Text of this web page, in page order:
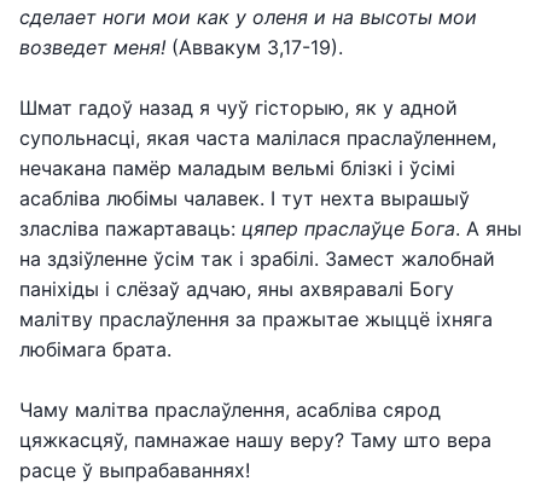
сделает ноги мои как у оленя и на высоты мои
возведет меня! (Аввакум 3,17-19).
Шмат гадоў назад я чуў гісторыю, як у адной
супольнасці, якая часта малілася праслаўленнем,
нечакана памёр маладым вельмі блізкі і ўсімі
асабліва любімы чалавек. І тут нехта вырашыў
зласліва пажартаваць: цяпер праслаўце Бога. А яны
на здзіўленне ўсім так і зрабілі. Замест жалобнай
паніхіды і слёзаў адчаю, яны ахвяравалі Богу
малітву праслаўлення за пражытае жыццё іхняга
любімага брата.
Чаму малітва праслаўлення, асабліва сярод
цяжкасцяў, памнажае нашу веру? Таму што вера
расце ў выпрабаваннях!